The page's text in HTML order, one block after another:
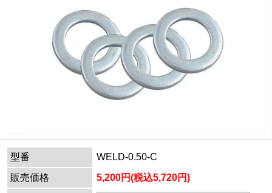
型番
WELD-0.50-C
販売価格
5,200円(税込5,720円)